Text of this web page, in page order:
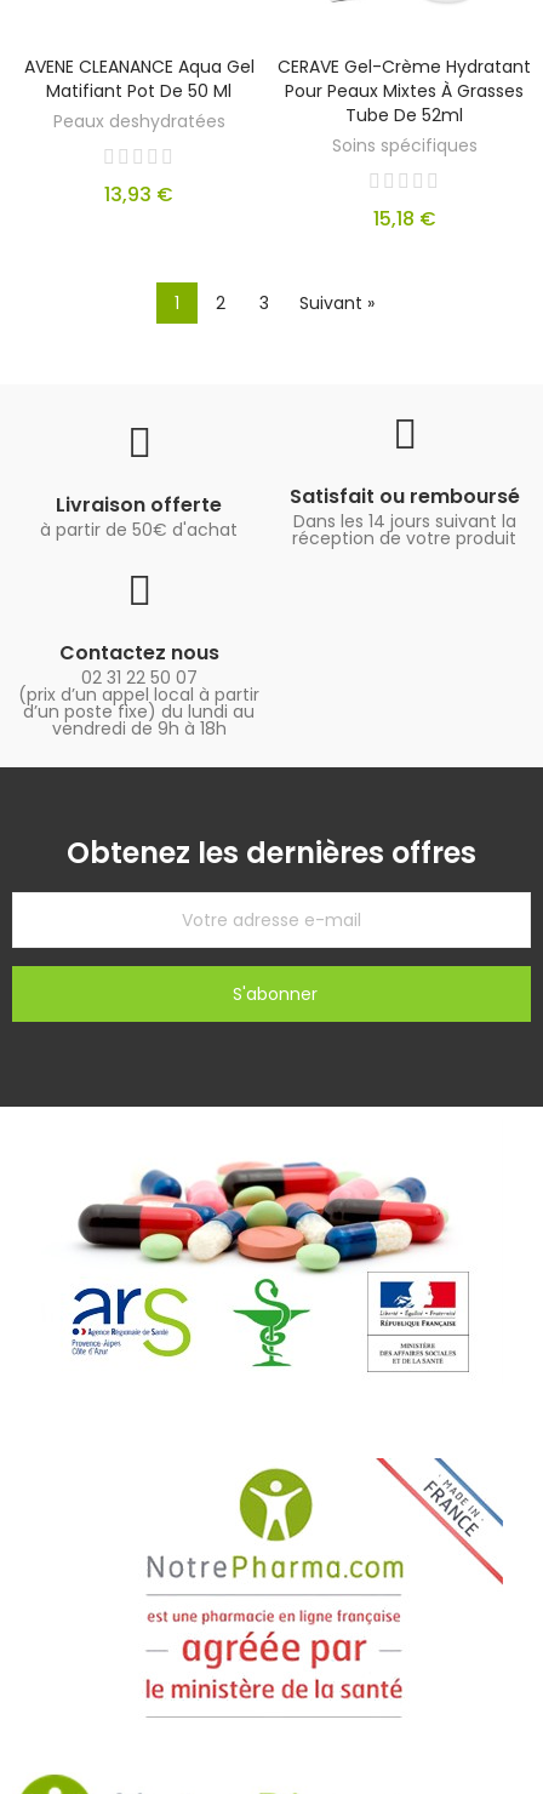
AVENE CLEANANCE Aqua Gel
Matifiant Pot De 50 Ml
Peaux deshydratées
13,93 €
CERAVE Gel-Crème Hydratant
Pour Peaux Mixtes À Grasses
Tube De 52ml
Soins spécifiques
15,18 €
1 2 3 Suivant »
Livraison offerte
à partir de 50€ d'achat
Satisfait ou remboursé
Dans les 14 jours suivant la
réception de votre produit
Contactez nous
02 31 22 50 07
(prix d’un appel local à partir
d’un poste fixe) du lundi au
vendredi de 9h à 18h
Obtenez les dernières offres
S'abonner